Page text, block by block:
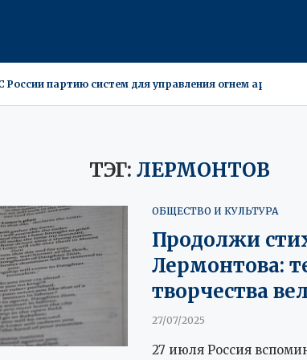
России партию систем для управления огнем
в Минске
может стоить $4,4 млрд
обнаружены нетленные мощи 19-го века
но рекордов не будет
недвижимости подвергаются проверке
2,5 млн рублей за гибридов с дикой кровью
бюджетные иномарки вытесняют средний сегмент за
лосиху-альбиноса с детенышем
ТЭГ:ЛЕРМОНТОВ
ОБЩЕСТВО И КУЛЬТУРА
Продолжи
Лермонтова:
творчества
27/07/2025
27 июля Россия